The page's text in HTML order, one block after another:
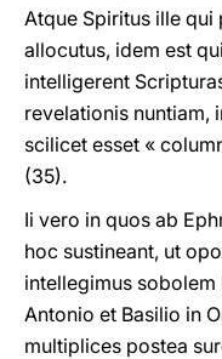
Atque Spiritus ille qui
allocutus, idem est
intelligerent
revelationis nuntiam,
scilicet esset «
(35).
Ii vero in quos ab
hoc sustineant, ut
intellegimus
Antonio et Basilio in
multiplices postea